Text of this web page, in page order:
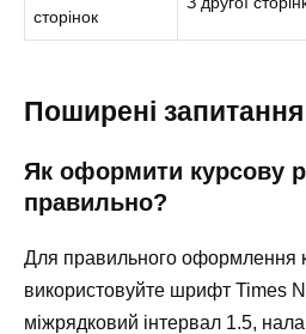
сторінок
Поширені
Як оформити курсову
правильно?
Для правильного оформлення
використовуйте шрифт Times
міжрядковий інтервал 1.5,